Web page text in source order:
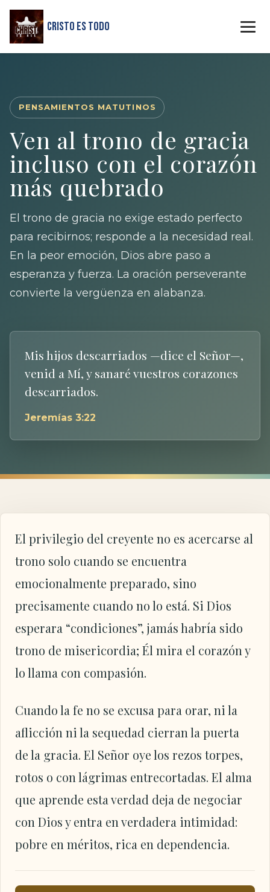
Cristo Es Todo
PENSAMIENTOS MATUTINOS
Ven al trono de gracia
incluso con el corazón
más quebrado
El trono de gracia no exige estado perfecto
para recibirnos; responde a la necesidad real.
En la peor emoción, Dios abre paso a
esperanza y fuerza. La oración perseverante
convierte la vergüenza en alabanza.
Mis hijos descarriados —dice el Señor—,
venid a Mí, y sanaré vuestros corazones
descarriados.
Jeremías 3:22
El privilegio del creyente no es acercarse al
trono solo cuando se encuentra
emocionalmente preparado, sino
precisamente cuando no lo está. Si Dios
esperara “condiciones”, jamás habría sido
trono de misericordia; Él mira el corazón y
lo llama con compasión.
Cuando la fe no se excusa para orar, ni la
aflicción ni la sequedad cierran la puerta
de la gracia. El Señor oye los rezos torpes,
rotos o con lágrimas entrecortadas. El alma
que aprende esta verdad deja de negociar
con Dios y entra en verdadera intimidad:
pobre en méritos, rica en dependencia.